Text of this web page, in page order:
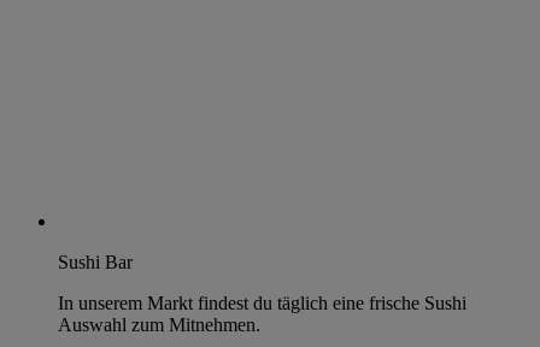
Sushi Bar
In unserem Markt findest du täglich eine frische Sushi
Auswahl zum Mitnehmen.